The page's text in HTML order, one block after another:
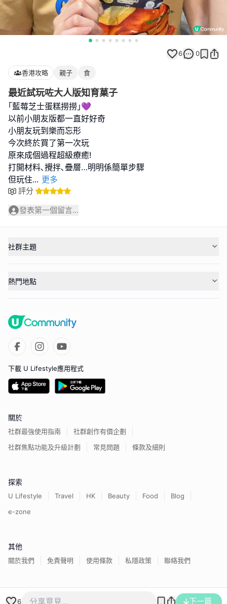
6 0
香港攻略 親子 食
最近試玩咗大人版知育菓子
｢藍莓芝士蛋糕撈撈｣💜
以前小朋友版都一直好好奇
小朋友玩到樂而忘形
今次終於買了第一次玩
原來成個過程超級療癒!
打開材料､攪拌､疊層…明明係簡單步驟
但玩住... 更多
評分
發表第一個留言...
6 下一篇
社群主題
熱門地點
下載 U Lifestyle應用程式
關於
社群最強使用指南
社群創作有價企劃
社群焦點功能及升級計劃
常見問題 條款及細則
探索
U Lifestyle Travel HK Beauty Food
Blog
e-zone
其他
關於我們 免責聲明 使用條款 私隱政策 聯絡我們
香港經濟日報版權所有©